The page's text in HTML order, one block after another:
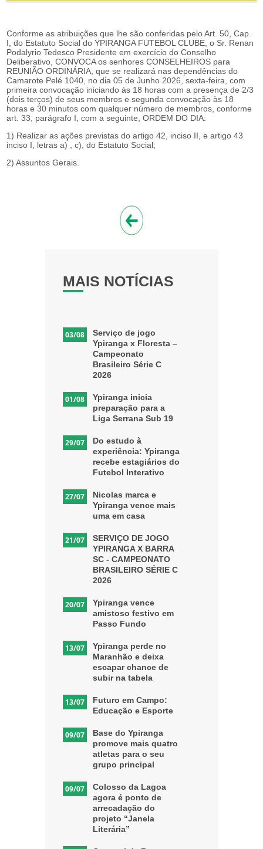
Conforme as atribuições que lhe são conferidas pelo Art. 50, Cap.
I, do Estatuto Social do YPIRANGA FUTEBOL CLUBE, o Sr. Renan
Podalyrio Tedesco Presidente em exercício do Conselho
Deliberativo, CONVOCA os senhores CONSELHEIROS para
REUNIÃO ORDINÁRIA, que se realizará nas dependências do
Camarote Pelé 1040, no dia 05 de Junho 2026, sexta-feira, com
primeira convocação iniciando às 18 horas com a presença de 2/3
(dois terços) de seus membros e segunda convocação às 18
horas e 30 minutos com qualquer número de membros, conforme
art. 33, parágrafo I, com a seguinte, ORDEM DO DIA:
1) Realizar as ações previstas do artigo 42, inciso II, e artigo 43
inciso I, letras a) , c), do Estatuto Social;
2) Assuntos Gerais.
MAIS NOTÍCIAS
03/08
Serviço de jogo
Ypiranga x Floresta –
Campeonato
Brasileiro Série C
2026
01/08
Ypiranga inicia
preparação para a
Liga Serrana Sub 19
29/07
Do estudo à
experiência: Ypiranga
recebe estagiários do
Futebol Interativo
27/07
Nicolas marca e
Ypiranga vence mais
uma em casa
21/07
SERVIÇO DE JOGO
YPIRANGA X BARRA
SC - CAMPEONATO
BRASILEIRO SÉRIE C
2026
20/07
Ypiranga vence
amistoso festivo em
Passo Fundo
13/07
Ypiranga perde no
Maranhão e deixa
escapar chance de
subir na tabela
13/07
Futuro em Campo:
Educação e Esporte
09/07
Base do Ypiranga
promove mais quatro
atletas para o seu
grupo principal
09/07
Colosso da Lagoa
agora é ponto de
arrecadação do
projeto “Janela
Literária”